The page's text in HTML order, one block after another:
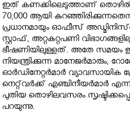
ഇത് കണക്കിലെടുത്താണ് തൊഴില്‍
70,000 ആയി
പ്രധാനമായും ഓഫീസ്
സ്റ്റാഫ്, അറ്റകുറ്റപണി
ഭീഷണിയിലുള്ളത്. അതേ സമയം
നിയന്ത്രിക്കുന്ന മാനേജര്‍മാരും,
ഓര്‍ഡിനേറ്റര്‍മാര്‍ വ്യാവസായിക
നെറ്റ്‌വര്‍ക്ക് എഞ്ചിനീയര്‍മാര്‍
പുതിയ തൊഴിലവസരം
പറയുന്നു.